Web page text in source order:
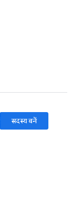
सदस्य बनें